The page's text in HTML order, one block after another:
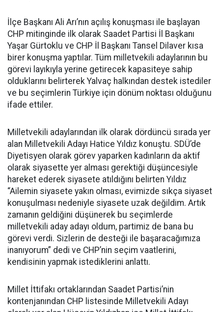
İlçe Başkanı Ali Arı’nın açılış konuşması ile başlayan
CHP mitinginde ilk olarak Saadet Partisi İl Başkanı
Yaşar Gürtoklu ve CHP İl Başkanı Tansel Dilaver kısa
birer konuşma yaptılar. Tüm milletvekili adaylarının bu
görevi layıkıyla yerine getirecek kapasiteye sahip
olduklarını belirterek Yalvaç halkından destek istediler
ve bu seçimlerin Türkiye için dönüm noktası olduğunu
ifade ettiler.
Milletvekili adaylarından ilk olarak dördüncü sırada yer
alan Milletvekili Adayı Hatice Yıldız konuştu. SDÜ’de
Diyetisyen olarak görev yaparken kadınların da aktif
olarak siyasette yer alması gerektiği düşüncesiyle
hareket ederek siyasete atıldığını belirten Yıldız
“Ailemin siyasete yakın olması, evimizde sıkça siyaset
konuşulması nedeniyle siyasete uzak değildim. Artık
zamanın geldiğini düşünerek bu seçimlerde
milletvekili aday adayı oldum, partimiz de bana bu
görevi verdi. Sizlerin de desteği ile başaracağımıza
inanıyorum” dedi ve CHP’nin seçim vaatlerini,
kendisinin yapmak istediklerini anlattı.
Millet İttifakı ortaklarından Saadet Partisi’nin
kontenjanından CHP listesinde Milletvekili Adayı